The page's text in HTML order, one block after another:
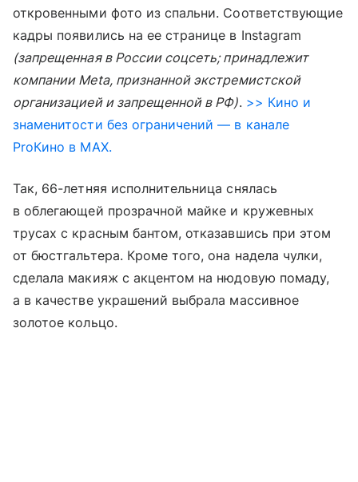
откровенными фото из спальни. Соответствующие
кадры появились на ее странице в Instagram
(запрещенная в России соцсеть; принадлежит
компании Meta, признанной экстремистской
организацией и запрещенной в РФ). >> Кино и
знаменитости без ограничений — в канале
ProКино в MAX.
Так, 66-летняя исполнительница снялась
в облегающей прозрачной майке и кружевных
трусах с красным бантом, отказавшись при этом
от бюстгальтера. Кроме того, она надела чулки,
сделала макияж с акцентом на нюдовую помаду,
а в качестве украшений выбрала массивное
золотое кольцо.